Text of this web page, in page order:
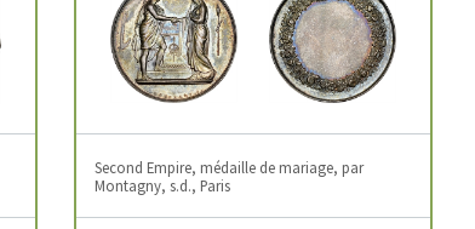
Second Empire, médaille de mariage, par
Montagny, s.d., Paris